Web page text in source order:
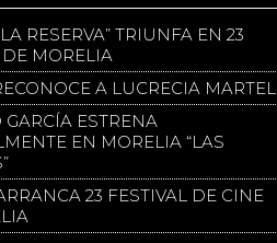
RESERVA” TRIUNFA EN 23
DE MORELIA
A LUCRECIA MARTEL
GARCÍA ESTRENA
EN MORELIA “LAS
23 FESTIVAL DE CINE